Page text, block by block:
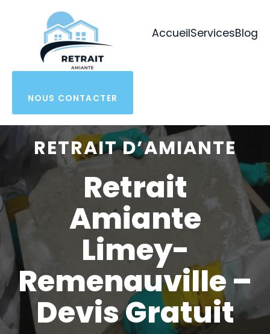
AccueilServicesBlog
NOUS CONTACTER
RETRAIT D’AMIANTE
Retrait
Amiante
Limey-
Remenauville –
Devis Gratuit